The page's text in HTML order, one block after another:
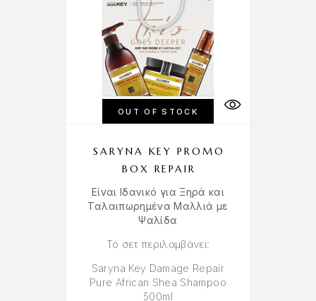
OUT OF STOCK
SARYNA KEY PROMO
BOX REPAIR
Είναι Ιδανικό για Ξηρά και
Ταλαιπωρημένα Μαλλιά με
Ψαλίδα
Το σετ περιλαμβάνει:
Saryna Key Damage Repair
Pure African Shea Shampoo
500ml